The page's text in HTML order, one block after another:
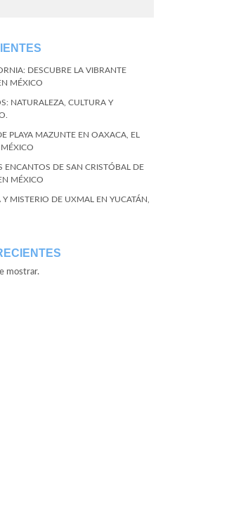
DESCUBRE LA VIBRANTE
MÉXICO
NATURALEZA, CULTURA Y
PLAYA MAZUNTE EN OAXACA, EL
ENCANTOS DE SAN CRISTÓBAL DE
MÉXICO
Y MISTERIO DE UXMAL EN YUCATÁN,
mostrar.